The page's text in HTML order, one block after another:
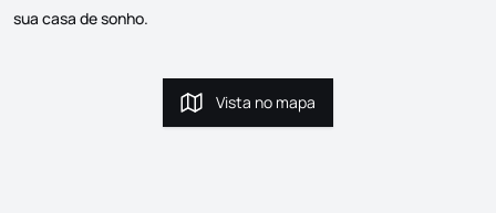
sua casa de sonho.
Vista no mapa
Vista no mapa